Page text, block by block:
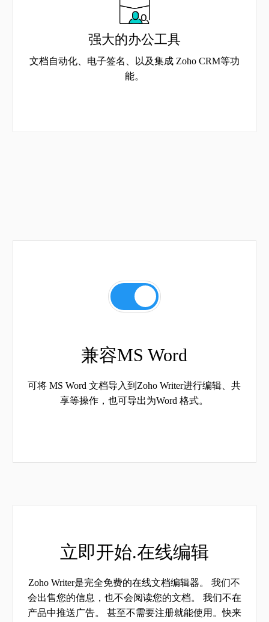
强大的办公工具
文档自动化、电子签名、以及集成 Zoho CRM等功
能。
兼容MS Word
可将 MS Word 文档导入到Zoho Writer进行编辑、共
享等操作，也可导出为Word 格式。
立即开始.在线编辑
Zoho Writer是完全免费的在线文档编辑器。 我们不
会出售您的信息，也不会阅读您的文档。 我们不在
产品中推送广告。 甚至不需要注册就能使用。快来